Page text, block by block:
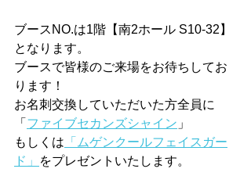
ブースNO.は1階【南2ホール S10-32 】
となります。
ブースで皆様のご来場をお待ちしてお
ります！
お名刺交換していただいた方全員に
「 ファイブセカンズシャイン 」
もしくは 「ムゲンクールフェイスガー
ド」
をプレゼントいたします。